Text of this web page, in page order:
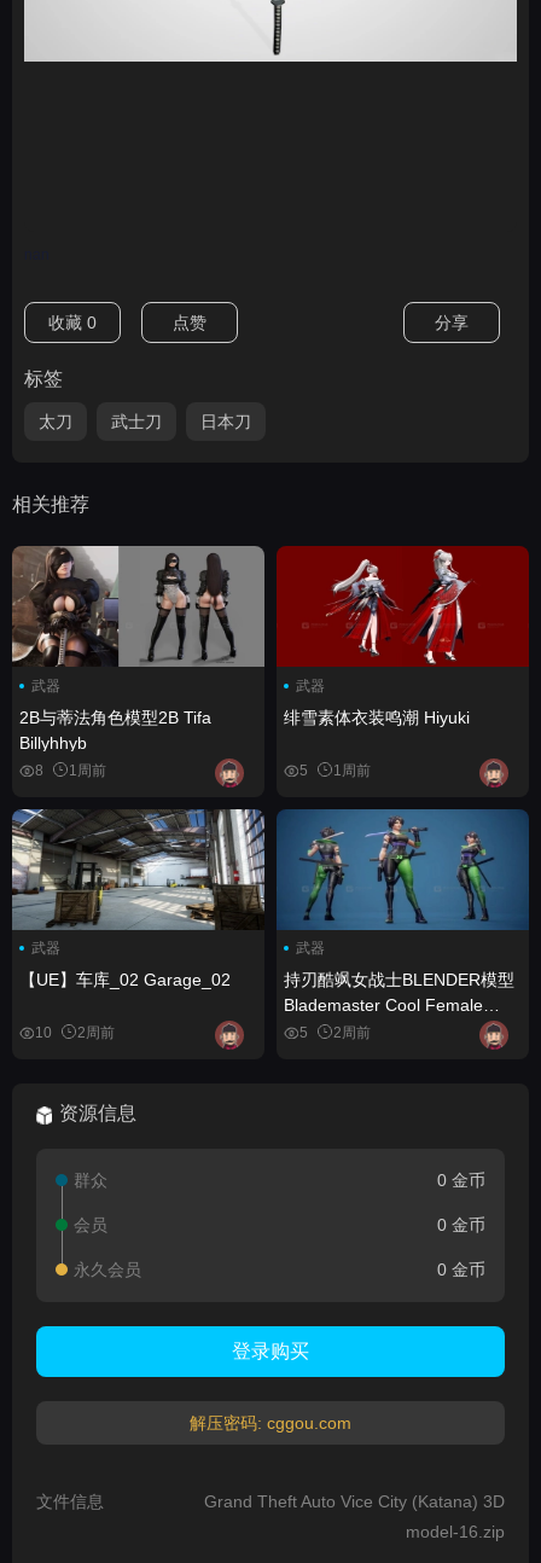
收藏 0 点赞 分享
标签
太刀 武士刀 日本刀
相关推荐
武器
2B与蒂法角色模型2B Tifa
Billyhhyb
8 1周前
武器
绯雪素体衣装鸣潮 Hiyuki
5 1周前
武器
【UE】车库_02 Garage_02
10 2周前
武器
持刃酷飒女战士BLENDER模型
Blademaster Cool Female
Warrior Blender Model
5 2周前
资源信息
群众 0 金币
会员 0 金币
永久会员 0 金币
登录购买
解压密码: cggou.com
文件信息
Grand Theft Auto Vice City (Katana) 3D
model-16.zip